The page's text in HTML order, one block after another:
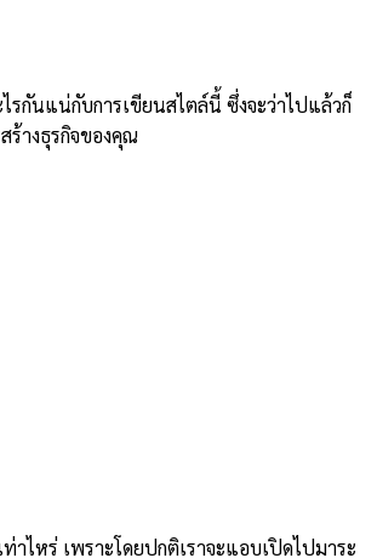
รกันแน่กับการเขียนสไตล์นี้ ซึ่งจะว่าไปแล้วก็
ร้างธุรกิจของคุณ
าไหร่ เพราะโดยปกติเราจะแอบเปิดไปมาระ